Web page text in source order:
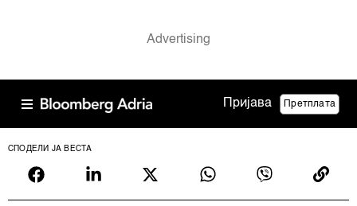
Пријава Претплата
СПОДЕЛИ ЈА ВЕСТА